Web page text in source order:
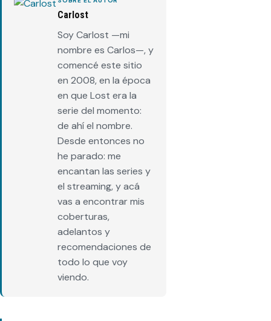
Carlost
Soy Carlost —mi
nombre es Carlos—, y
comencé este sitio
en 2008, en la época
en que Lost era la
serie del momento:
de ahí el nombre.
Desde entonces no
he parado: me
encantan las series y
el streaming, y acá
vas a encontrar mis
coberturas,
adelantos y
recomendaciones de
todo lo que voy
viendo.